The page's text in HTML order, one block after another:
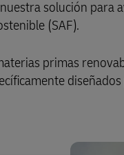
solución para
(SAF).
primas